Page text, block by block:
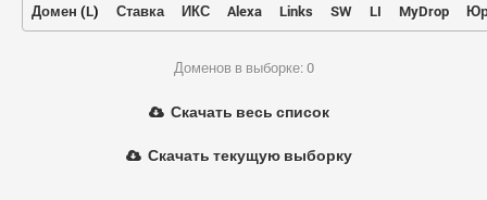
Домен (L) Ставка ИКС Alexa Links SW LI MyDrop
Доменов в выборке: 0
Скачать весь список
Скачать текущую выборку